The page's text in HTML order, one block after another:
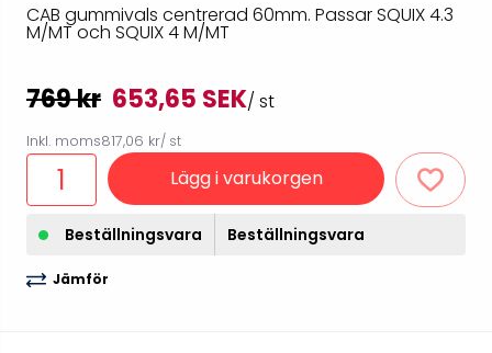
CAB gummivals centrerad 60mm. Passar SQUIX 4.3
M/MT och SQUIX 4 M/MT
769 kr 653,65 SEK/ st
Inkl. moms817,06 kr/ st
Lägg i varukorgen
Beställningsvara Beställningsvara
Jämför